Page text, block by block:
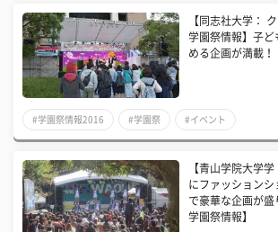
【同志社大学：
学園祭情報】子ど
める企画が満載！
#学園祭情報2016 #学園祭 #イベント
【青山学院大学
にファッションシ
で豪華な企画が
学園祭情報】